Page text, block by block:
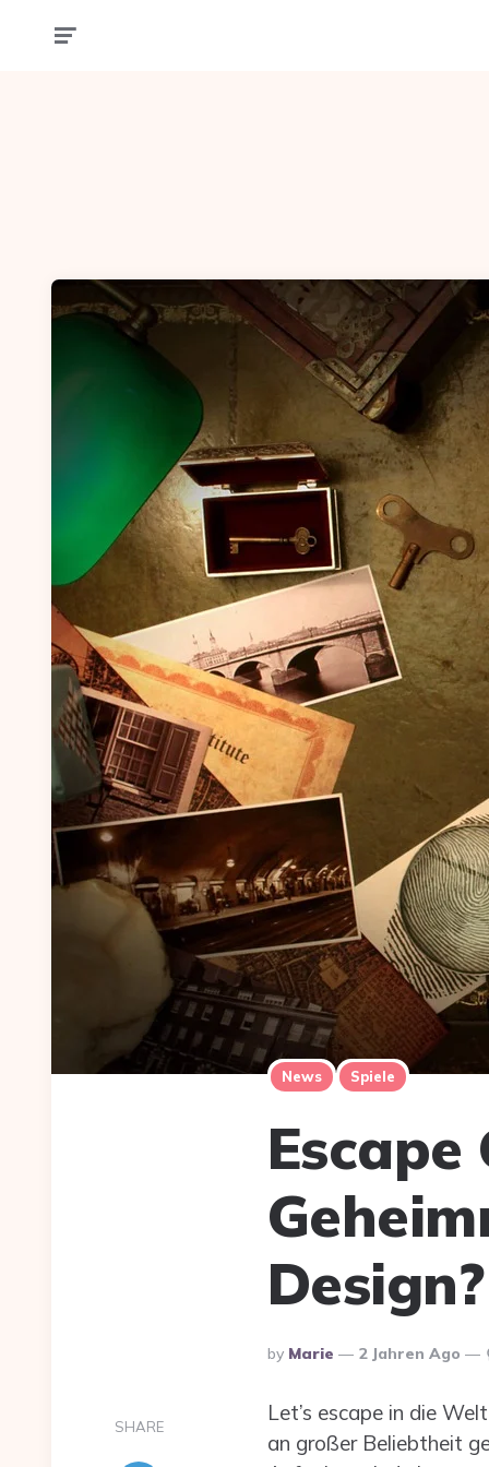
News Spiele
Escape
Design?
Posted
By
By Marie 2 Jahren Ago
SHARE
Let’s escape in die
an großer Beliebtheit